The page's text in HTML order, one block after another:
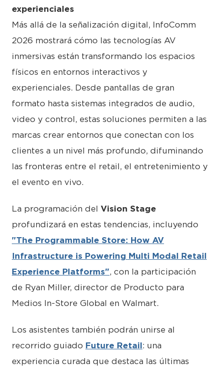
experienciales
Más allá de la señalización digital, InfoComm
2026 mostrará cómo las tecnologías AV
inmersivas están transformando los espacios
físicos en entornos interactivos y
experienciales. Desde pantallas de gran
formato hasta sistemas integrados de audio,
video y control, estas soluciones permiten a las
marcas crear entornos que conectan con los
clientes a un nivel más profundo, difuminando
las fronteras entre el retail, el entretenimiento y
el evento en vivo.
La programación del Vision Stage
profundizará en estas tendencias, incluyendo
"The Programmable Store: How AV
Infrastructure is Powering Multi Modal Retail
Experience Platforms", con la participación
de Ryan Miller, director de Producto para
Medios In-Store Global en Walmart.
Los asistentes también podrán unirse al
recorrido guiado Future Retail: una
experiencia curada que destaca las últimas